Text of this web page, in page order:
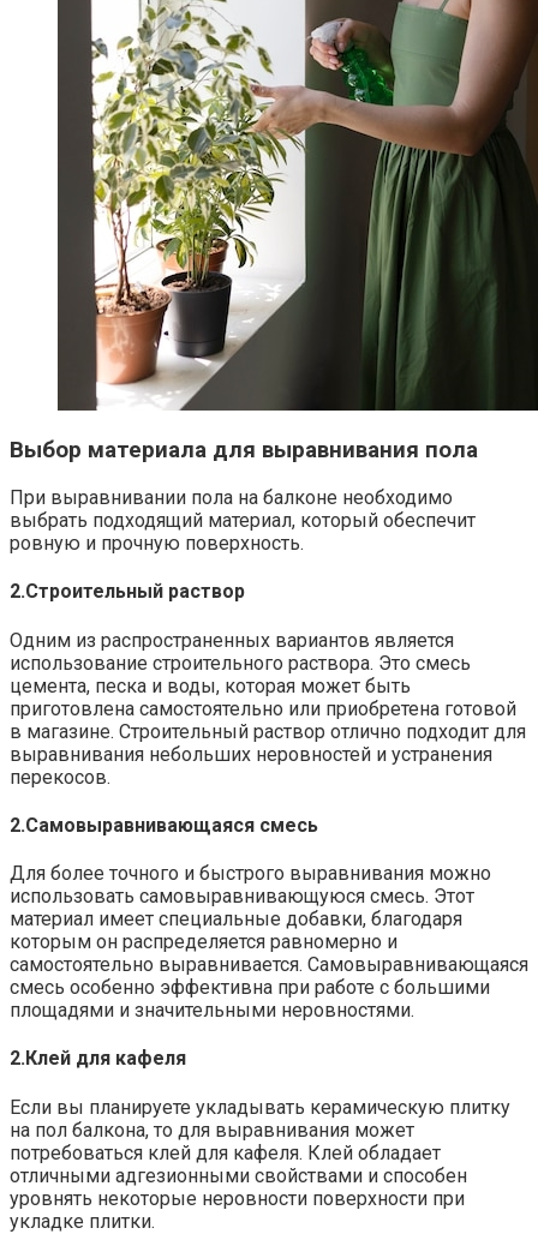
Выбор материала для выравнивания пола
При выравнивании пола на балконе необходимо
выбрать подходящий материал, который обеспечит
ровную и прочную поверхность.
2.​Строительный раствор
Одним из распространенных вариантов является
использование строительного раствора.​ Это смесь
цемента, песка и воды, которая может быть
приготовлена самостоятельно или приобретена готовой
в магазине.​ Строительный раствор отлично подходит для
выравнивания небольших неровностей и устранения
перекосов.​
2.​Самовыравнивающаяся смесь
Для более точного и быстрого выравнивания можно
использовать самовыравнивающуюся смесь.​ Этот
материал имеет специальные добавки, благодаря
которым он распределяется равномерно и
самостоятельно выравнивается.​ Самовыравнивающаяся
смесь особенно эффективна при работе с большими
площадями и значительными неровностями.​
2.​Клей для кафеля
Если вы планируете укладывать керамическую плитку
на пол балкона, то для выравнивания может
потребоваться клей для кафеля.​ Клей обладает
отличными адгезионными свойствами и способен
уровнять некоторые неровности поверхности при
укладке плитки.​